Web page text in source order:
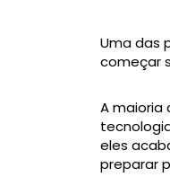
Uma das
começar
A maioria
eles
preparar